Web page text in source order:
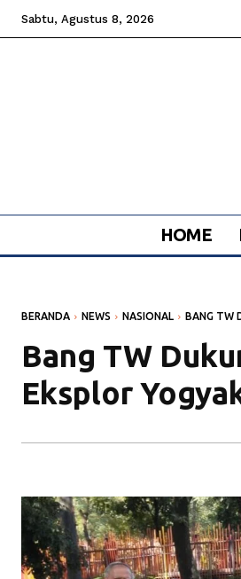
Sabtu, Agustus 8, 2026
HOME
BERANDA NEWS NASIONAL BANG TW
Bang TW
Eksplor